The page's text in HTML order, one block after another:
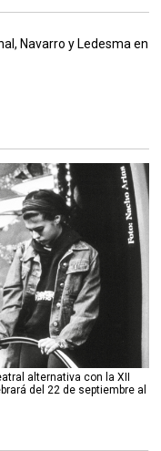
Navarro y Ledesma en
alternativa con la XII
del 22 de septiembre al